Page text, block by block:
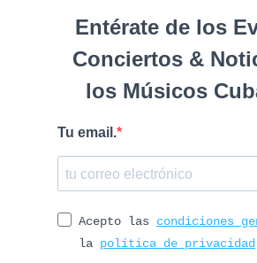
Entérate de los
Conciertos &
los Músicos
Tu email.
Acepto las condiciones
la política de privacidad